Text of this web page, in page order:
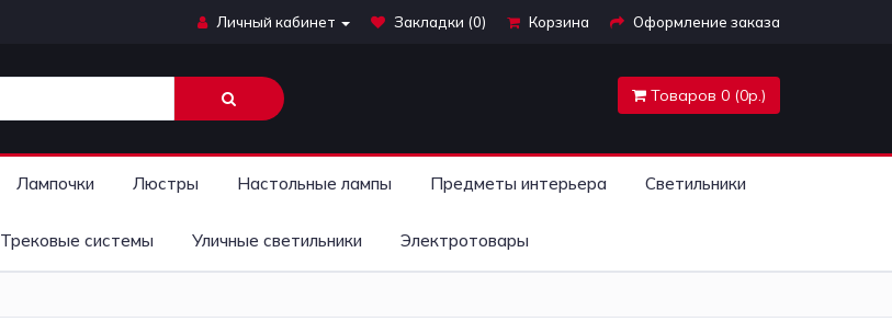
Личный кабинет Закладки (0) Корзина Оформление заказа
Товаров 0 (0р.)
Лампочки Люстры Настольные лампы Предметы интерьера Светильники
Трековые системы Уличные светильники Электротовары